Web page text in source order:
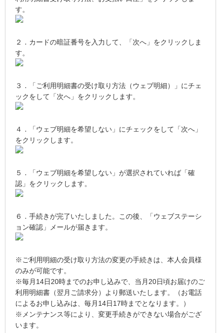
す。
２．カードの暗証番号を入力して、「次へ」をクリックしま
す。
３．「ご利用明細書の受け取り方法（ウェブ明細）」にチェ
ックをして「次へ」をクリックします。
４．「ウェブ明細を希望しない」にチェックをして「次へ」
をクリックします。
５．「ウェブ明細を希望しない」が選択されていれば「確
認」をクリックします。
６．手続きが完了いたしました。この後、「ウェブステーシ
ョン確認」メールが届きます。
※ご利用明細の受け取り方法の変更の手続きは、本人会員様
のみが可能です。
※毎月14日20時までのお申し込みで、当月20日頃お届けのご
利用明細書（翌月ご請求分）より郵送いたします。（お電話
によるお申し込みは、毎月14日17時までとなります。）
※メンテナンス等により、変更手続きができない場合がござ
います。